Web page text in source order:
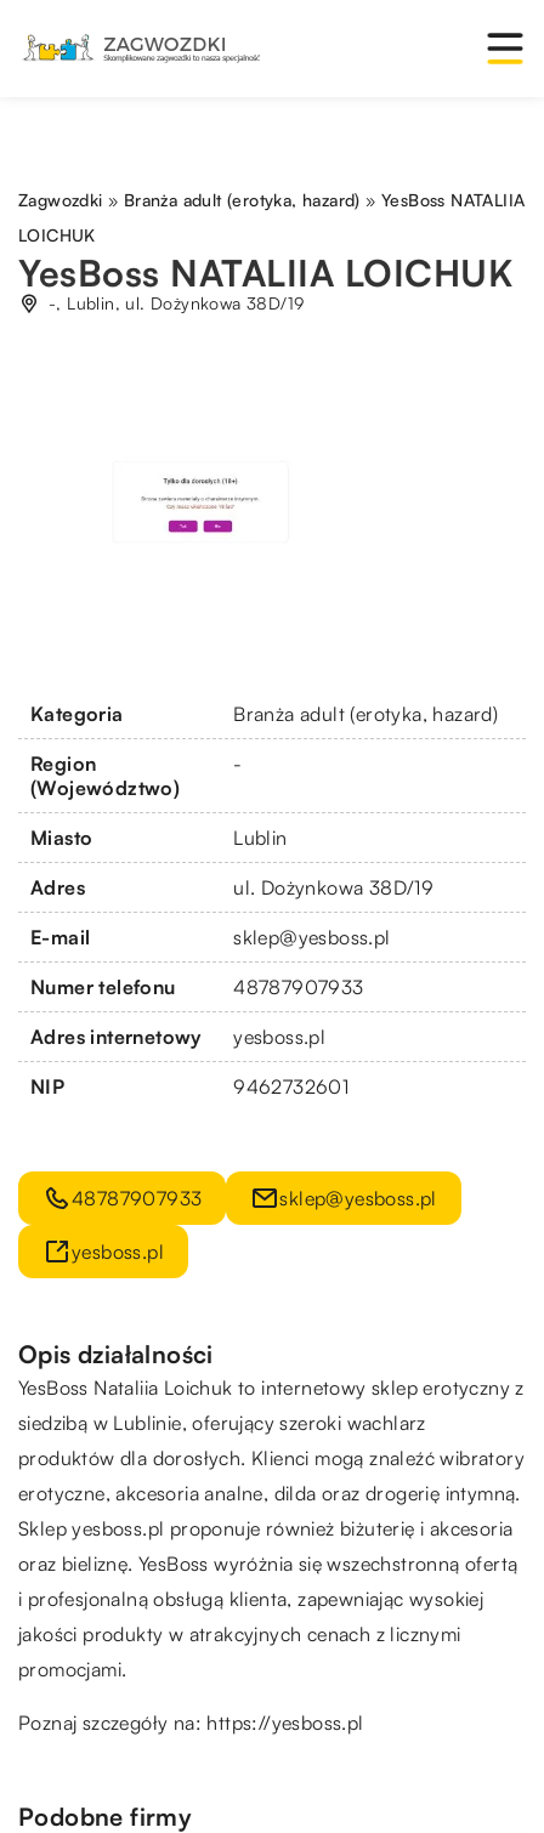
Zagwozdki » Branża adult (erotyka, hazard) »YesBoss NATALIIA
LOICHUK
YesBoss NATALIIA LOICHUK
-, Lublin, ul. Dożynkowa 38D/19
Kategoria Branża adult (erotyka, hazard)
Region
(Województwo)
-
Miasto Lublin
Adres ul. Dożynkowa 38D/19
E-mail sklep@yesboss.pl
Numer telefonu 48787907933
Adres internetowy yesboss.pl
NIP 9462732601
48787907933 sklep@yesboss.pl
yesboss.pl
Opis działalności
YesBoss Nataliia Loichuk to internetowy sklep erotyczny z
siedzibą w Lublinie, oferujący szeroki wachlarz
produktów dla dorosłych. Klienci mogą znaleźć wibratory
erotyczne, akcesoria analne, dilda oraz drogerię intymną.
Sklep yesboss.pl proponuje również biżuterię i akcesoria
oraz bieliznę. YesBoss wyróżnia się wszechstronną ofertą
i profesjonalną obsługą klienta, zapewniając wysokiej
jakości produkty w atrakcyjnych cenach z licznymi
promocjami.
Poznaj szczegóły na: https://yesboss.pl
Podobne firmy